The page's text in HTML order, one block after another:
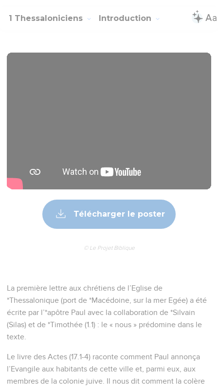
1 Thessaloniciens Introduction
Télécharger le poster
© Le Projet Biblique
La première lettre aux chrétiens de l’Eglise de
*Thessalonique (port de *Macédoine, sur la mer Egée) a été
écrite par l’*apôtre Paul avec la collaboration de *Silvain
(Silas) et de *Timothée (1.1) : le « nous » prédomine dans le
texte.
Le livre des Actes (17.1-4) raconte comment Paul annonça
l’Evangile aux habitants de cette ville et, parmi eux, aux
membres de la colonie juive. Il nous dit comment la colère